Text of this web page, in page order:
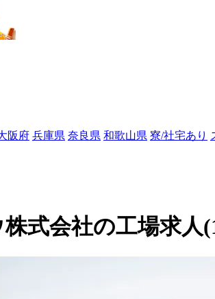
阪府 兵庫県 奈良県 和歌山県 寮/社宅あり
式会社の工場求人